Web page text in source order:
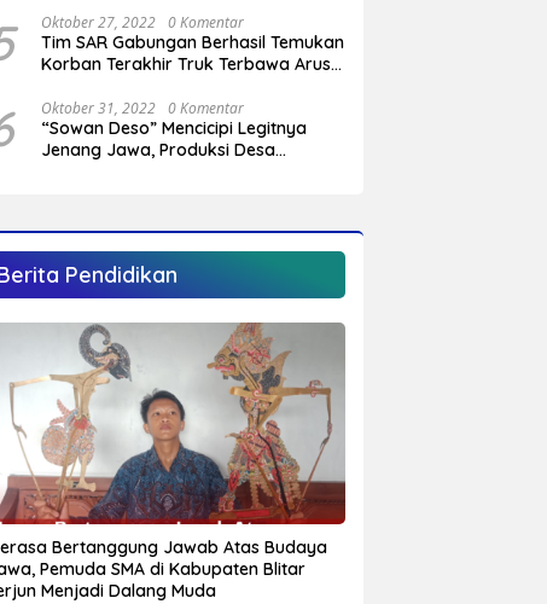
Oktober 27, 2022 0 Komentar
Tim SAR Gabungan Berhasil Temukan
Korban Terakhir Truk Terbawa Arus
Oktober 31, 2022 0 Komentar
“Sowan Deso” Mencicipi Legitnya
Jenang Jawa, Produksi Desa
Pendidikan
Bertanggung Jawab Atas Budaya
Pemuda SMA di Kabupaten Blitar
Menjadi Dalang Muda